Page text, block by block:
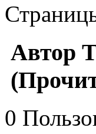
Автор
0